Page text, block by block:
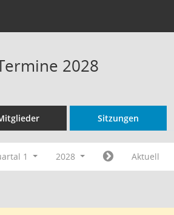
2028
Sitzungen
1 2028 Aktuell